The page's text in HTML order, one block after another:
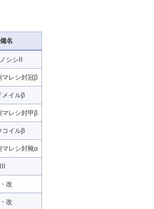
名
シシII
マレシ封冠β
メイルβ
マレシ封甲β
コイルβ
マレシ封靴α
改
改